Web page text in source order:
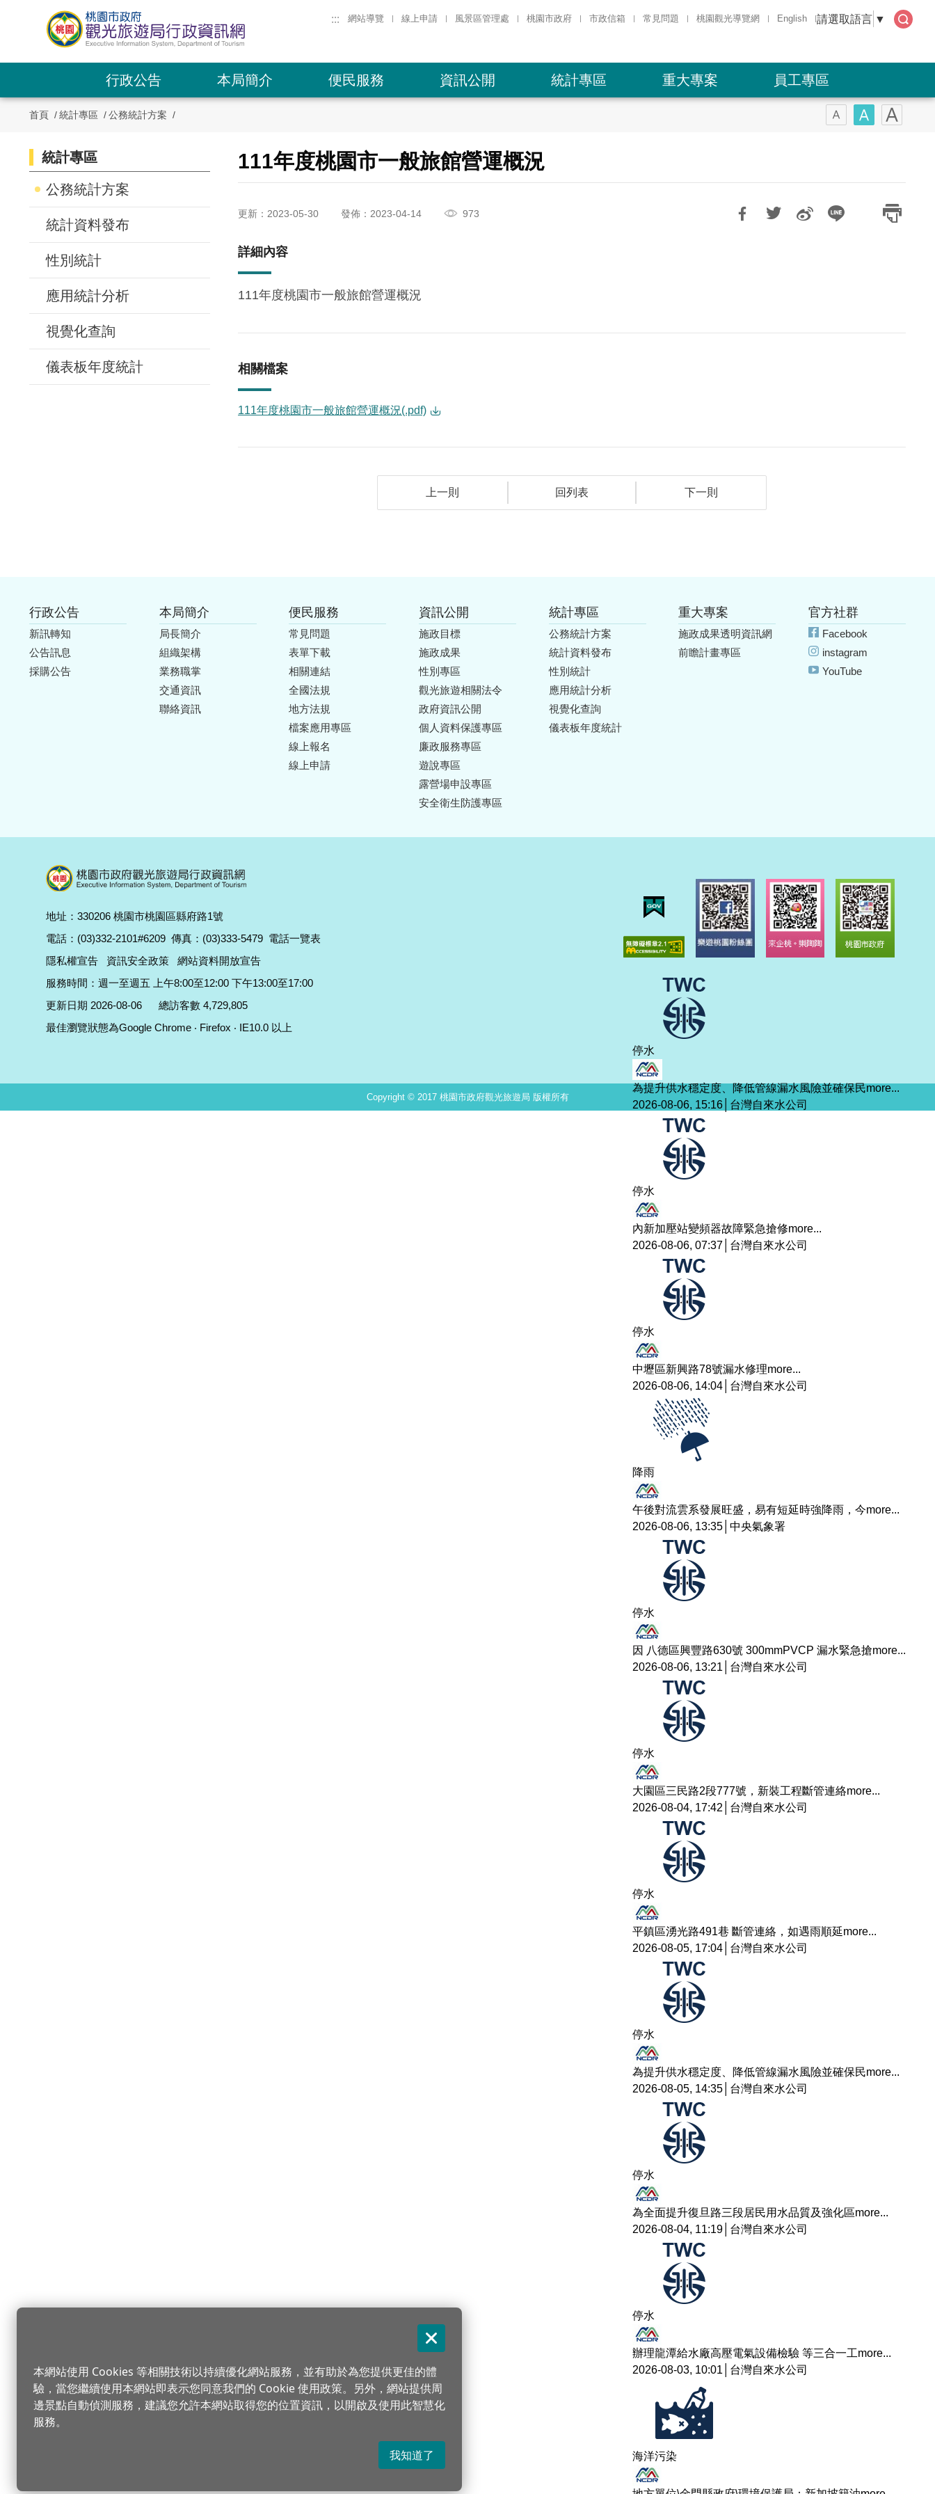
::: 網站導覽 線上申請 風景區管理處 桃園市政府 市政信箱 常見問題 桃園觀光導覽網 English 請選取語言 ▼
行政公告 本局簡介 便民服務 資訊公開 統計專區 重大專案 員工專區
首頁 統計專區 公務統計方案
統計專區
公務統計方案
統計資料發布
性別統計
應用統計分析
視覺化查詢
儀表板年度統計
111年度桃園市一般旅館營運概況
更新：2023-05-30 發佈：2023-04-14 973
詳細內容
111年度桃園市一般旅館營運概況
相關檔案
111年度桃園市一般旅館營運概況(.pdf)
上一則 回列表 下一則
關閉
本網站使用 Cookies 等相關技術以持續優化網站服務，並有助於為您提供更佳的體
驗，當您繼續使用本網站即表示您同意我們的 Cookie 使用政策。另外，網站提供周
邊景點自動偵測服務，建議您允許本網站取得您的位置資訊，以開啟及使用此智慧化
服務。
我知道了
行政公告
新訊轉知
公告訊息
採購公告
本局簡介
局長簡介
組織架構
業務職掌
交通資訊
聯絡資訊
便民服務
常見問題
表單下載
相關連結
全國法規
地方法規
檔案應用專區
線上報名
線上申請
資訊公開
施政目標
施政成果
性別專區
觀光旅遊相關法令
政府資訊公開
個人資料保護專區
廉政服務專區
遊說專區
露營場申設專區
安全衛生防護專區
統計專區
公務統計方案
統計資料發布
性別統計
應用統計分析
視覺化查詢
儀表板年度統計
重大專案
施政成果透明資訊網
前瞻計畫專區
官方社群
Facebook
instagram
YouTube
地址：330206 桃園市桃園區縣府路1號
電話：(03)332-2101#6209 傳真：(03)333-5479 電話一覽表
隱私權宣告
資訊安全政策
網站資料開放宣告
服務時間：週一至週五 上午8:00至12:00 下午13:00至17:00
更新日期 2026-08-06
總訪客數 4,729,805
最佳瀏覽狀態為Google Chrome ‧ Firefox ‧ IE10.0 以上
停水
為提升供水穩定度、降低管線漏水風險並確保民more...
2026-08-06, 15:16│台灣自來水公司
停水
內新加壓站變頻器故障緊急搶修more...
2026-08-06, 07:37│台灣自來水公司
停水
中壢區新興路78號漏水修理more...
2026-08-06, 14:04│台灣自來水公司
降雨
午後對流雲系發展旺盛，易有短延時強降雨，今more...
2026-08-06, 13:35│中央氣象署
停水
因 八德區興豐路630號 300mmPVCP 漏水緊急搶more...
2026-08-06, 13:21│台灣自來水公司
停水
大園區三民路2段777號，新裝工程斷管連絡more...
2026-08-04, 17:42│台灣自來水公司
停水
平鎮區湧光路491巷 斷管連絡，如遇雨順延more...
2026-08-05, 17:04│台灣自來水公司
停水
為提升供水穩定度、降低管線漏水風險並確保民more...
2026-08-05, 14:35│台灣自來水公司
停水
為全面提升復旦路三段居民用水品質及強化區more...
2026-08-04, 11:19│台灣自來水公司
停水
辦理龍潭給水廠高壓電氣設備檢驗 等三合一工more...
2026-08-03, 10:01│台灣自來水公司
海洋污染
Copyright © 2017 桃園市政府觀光旅遊局 版權所有